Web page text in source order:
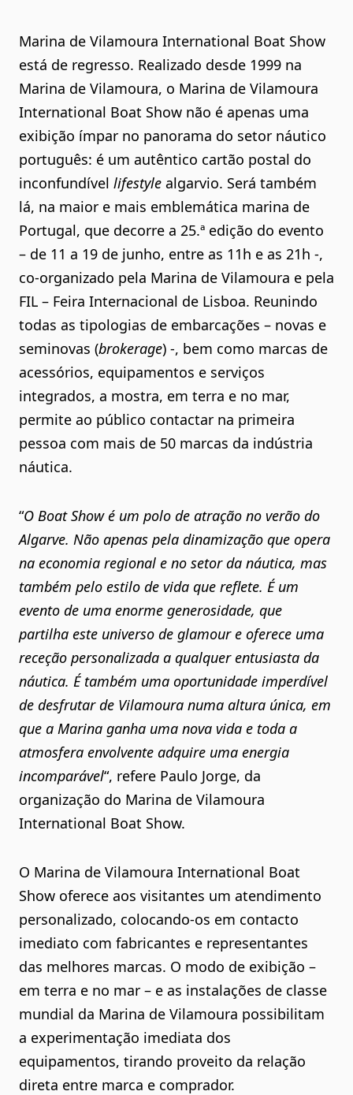
Marina de Vilamoura International Boat Show
está de regresso. Realizado desde 1999 na
Marina de Vilamoura, o Marina de Vilamoura
International Boat Show não é apenas uma
exibição ímpar no panorama do setor náutico
português: é um autêntico cartão postal do
inconfundível lifestyle algarvio. Será também
lá, na maior e mais emblemática marina de
Portugal, que decorre a 25.ª edição do evento
– de 11 a 19 de junho, entre as 11h e as 21h -,
co-organizado pela Marina de Vilamoura e pela
FIL – Feira Internacional de Lisboa. Reunindo
todas as tipologias de embarcações – novas e
seminovas (brokerage) -, bem como marcas de
acessórios, equipamentos e serviços
integrados, a mostra, em terra e no mar,
permite ao público contactar na primeira
pessoa com mais de 50 marcas da indústria
náutica.
“O Boat Show é um polo de atração no verão do
Algarve. Não apenas pela dinamização que opera
na economia regional e no setor da náutica, mas
também pelo estilo de vida que reflete. É um
evento de uma enorme generosidade, que
partilha este universo de glamour e oferece uma
receção personalizada a qualquer entusiasta da
náutica. É também uma oportunidade imperdível
de desfrutar de Vilamoura numa altura única, em
que a Marina ganha uma nova vida e toda a
atmosfera envolvente adquire uma energia
incomparável“, refere Paulo Jorge, da
organização do Marina de Vilamoura
International Boat Show.
O Marina de Vilamoura International Boat
Show oferece aos visitantes um atendimento
personalizado, colocando-os em contacto
imediato com fabricantes e representantes
das melhores marcas. O modo de exibição –
em terra e no mar – e as instalações de classe
mundial da Marina de Vilamoura possibilitam
a experimentação imediata dos
equipamentos, tirando proveito da relação
direta entre marca e comprador.